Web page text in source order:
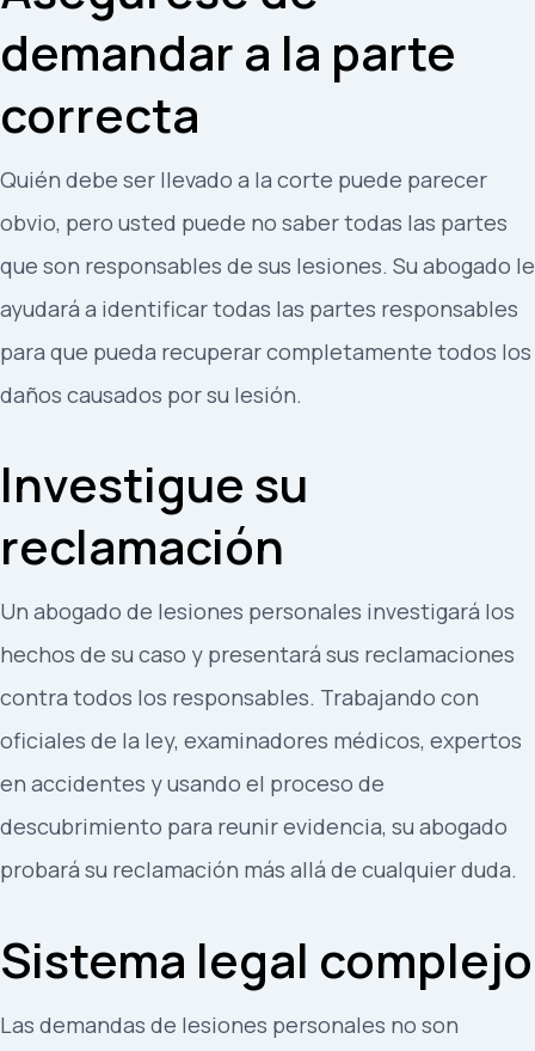
demandar a la parte
correcta
Quién debe ser llevado a la corte puede parecer
obvio, pero usted puede no saber todas las partes
que son responsables de sus lesiones. Su abogado le
ayudará a identificar todas las partes responsables
para que pueda recuperar completamente todos los
daños causados por su lesión.
Investigue su
reclamación
Un abogado de lesiones personales investigará los
hechos de su caso y presentará sus reclamaciones
contra todos los responsables. Trabajando con
oficiales de la ley, examinadores médicos, expertos
en accidentes y usando el proceso de
descubrimiento para reunir evidencia, su abogado
probará su reclamación más allá de cualquier duda.
Sistema legal complejo
Las demandas de lesiones personales no son